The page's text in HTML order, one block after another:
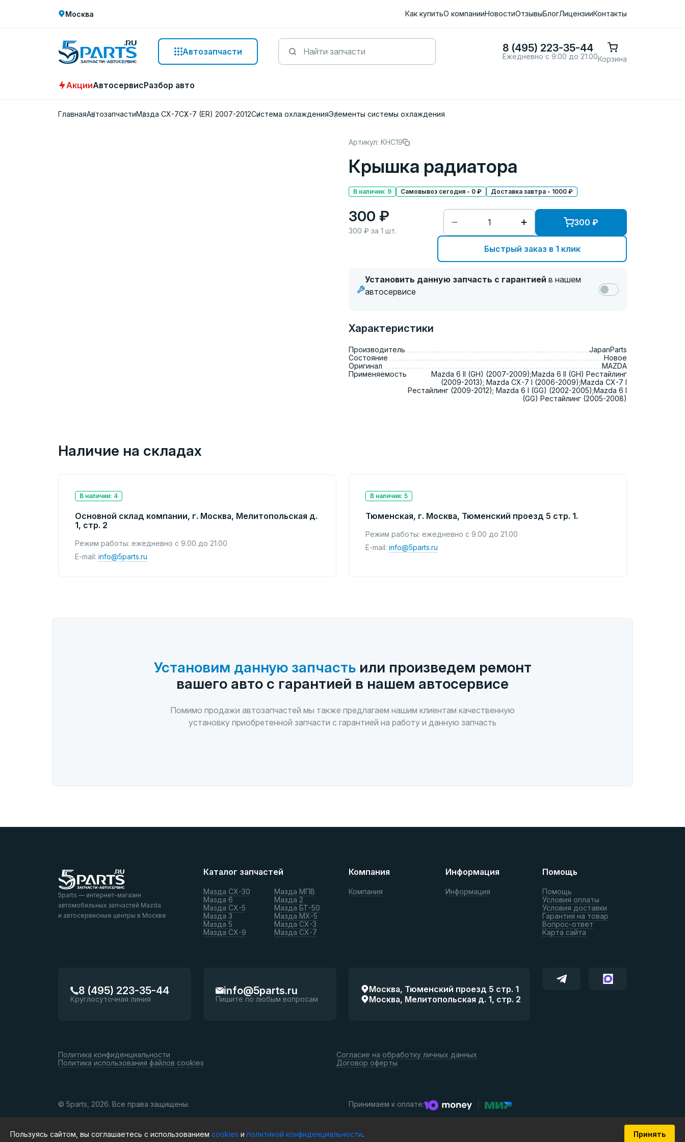
Москва Как купитьО компанииНовостиОтзывыБлогЛицензииКонтакты
Автозапчасти 8 (495) 223-35-44
Ежедневно с 9:00 до 21:00Корзина
АкцииАвтосервисРазбор авто
ГлавнаяАвтозапчастиМазда СХ-7CX-7 (ER) 2007-2012Система охлажденияЭлементы системы охлаждения
Артикул: KHC19
Крышка радиатора
В наличии: 9 Самовывоз сегодня - 0 ₽ Доставка завтра - 1000 ₽
300 ₽
300 ₽ за 1 шт.
Быстрый заказ в 1 клик
300 ₽
Установить данную запчасть с гарантией в нашем
автосервисе
Характеристики
Производитель
JapanParts
Состояние
Новое
Оригинал
MAZDA
Применяемость
Mazda 6 II (GH) (2007-2009);Mazda 6 II (GH) Рестайлинг
(2009-2013); Mazda CX-7 I (2006-2009);Mazda CX-7 I
Рестайлинг (2009-2012); Mazda 6 I (GG) (2002-2005);Mazda 6 I
(GG) Рестайлинг (2005-2008)
Наличие на складах
В наличии: 4
Основной склад компании, г. Москва, Мелитопольская д.
1, стр. 2
Режим работы: ежедневно с 9.00 до 21.00
E-mail: info@5parts.ru
В наличии: 5
Тюменская, г. Москва, Тюменский проезд 5 стр. 1.
Режим работы: ежедневно с 9.00 до 21.00
E-mail: info@5parts.ru
Установим данную запчастьили произведем ремонт
вашего авто с гарантией в нашем автосервисе
Помимо продажи автозапчастей мы также предлагаем нашим клиентам качественную
установку приобретенной запчасти с гарантией на работу и данную запчасть
5parts — интернет-магазин
автомобильных запчастей Mazda
и автосервисные центры в Москве
Каталог запчастей
Мазда СХ-30
Мазда 6
Мазда СХ-5
Мазда 3
Мазда 5
Мазда СХ-9
Мазда МПВ
Мазда 2
Мазда БТ-50
Мазда МХ-5
Мазда СХ-3
Мазда СХ-7
Компания
Компания
Информация
Информация
Помощь
Помощь
Условия оплаты
Условия доставки
Гарантия на товар
Вопрос-ответ
Карта сайта
8 (495) 223-35-44
Круглосуточная линия
info@5parts.ru
Пишите по любым вопросам
Москва, Тюменский проезд 5 стр. 1
Москва, Мелитопольская д. 1, стр. 2
Политика конфиденциальности
Согласие на обработку личных данных
Политика использования файлов cookies
Договор оферты
Принимаем к оплате:
© 5parts, 2026. Все права защищены.
Пользуясь сайтом, вы соглашаетесь с использованием cookies и политикой конфиденциальности. Принять